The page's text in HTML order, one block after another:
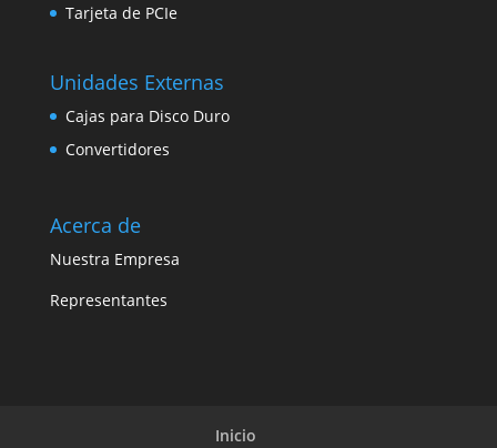
Tarjeta de PCIe
Unidades Externas
Cajas para Disco Duro
Convertidores
Acerca de
Nuestra Empresa
Representantes
Inicio